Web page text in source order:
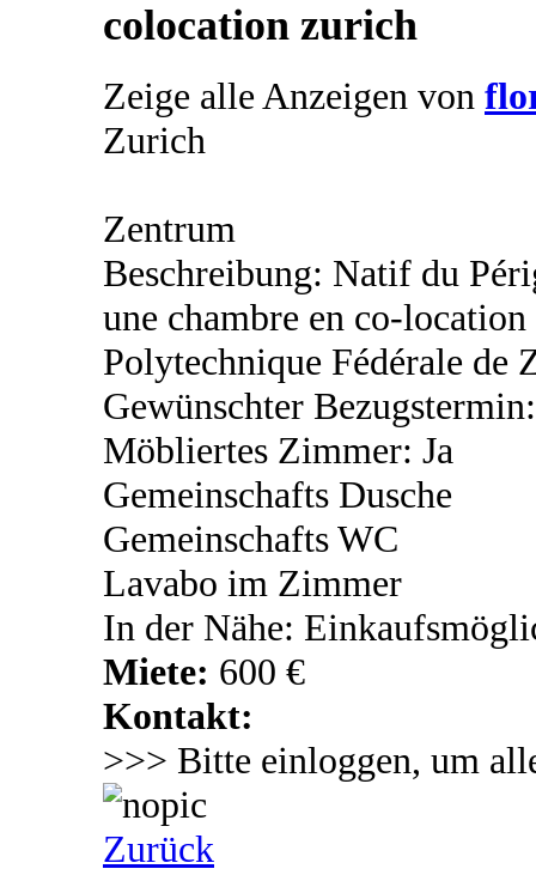
colocation zurich
Zeige alle Anzeigen von
Zurich
Zentrum
Beschreibung: Natif du
une chambre en co-
Polytechnique Fédérale de
Gewünschter
Möbliertes Zimmer: Ja
Gemeinschafts Dusche
Gemeinschafts WC
Lavabo im Zimmer
In der Nähe:
Miete: 600 €
Kontakt:
>>> Bitte einloggen, um
Zurück